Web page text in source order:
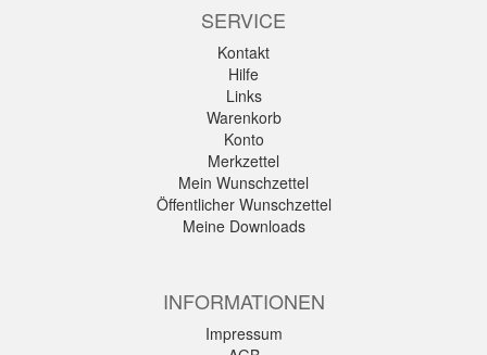
SERVICE
Kontakt
Hilfe
Links
Warenkorb
Konto
Merkzettel
Mein Wunschzettel
Öffentlicher Wunschzettel
Meine Downloads
INFORMATIONEN
Impressum